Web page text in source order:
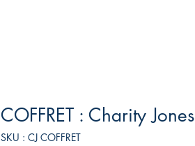
COFFRET : Charity Jones
SKU : CJ COFFRET